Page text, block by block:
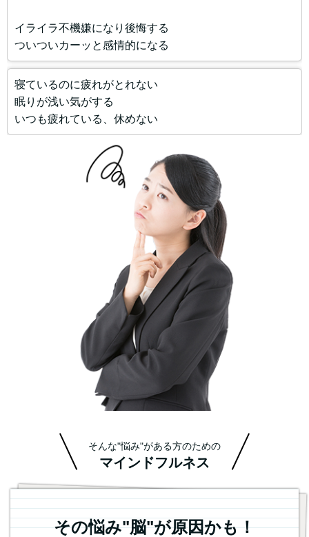
イライラ不機嫌になり後悔する
ついついカーッと感情的になる
寝ているのに疲れがとれない
眠りが浅い気がする
いつも疲れている、休めない
そんな"悩み"がある方のための
マインドフルネス
その悩み"脳"が原因かも！